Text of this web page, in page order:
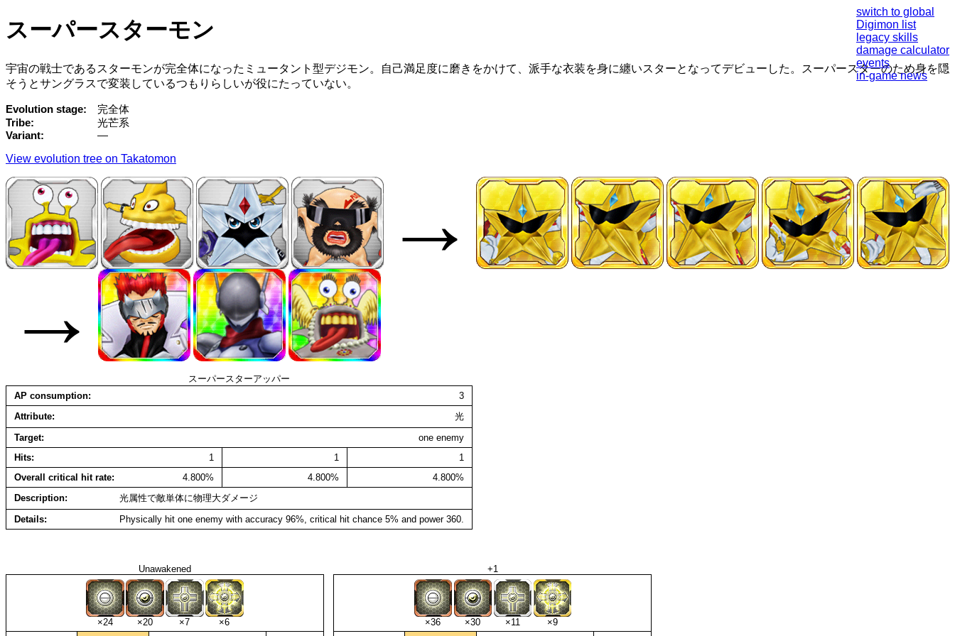
switch to global
Digimon list
legacy skills
damage calculator
events
in-game news
スーパースターモン
宇宙の戦士であるスターモンが完全体になったミュータント型デジモン。自己満足度に磨きをかけて、派手な衣装を身に纏いスターとなってデビューした。スーパースターのため身を隠
そうとサングラスで変装しているつもりらしいが役にたっていない。
Evolution stage
完全体
Tribe
光芒系
Variant
—
View evolution tree on Takatomon
→
→
スーパースターアッパー
AP consumption
3
Attribute
光
Target
one enemy
Hits
1 1
1
Overall critical hit rate
4.800% 4.800%
4.800%
Description
光属性で敵単体に物理大ダメージ
Details
Physically hit one enemy with accuracy 96%, critical hit chance 5% and power 360.
Unawakened
×24 ×20 ×7
×6
+1
×36 ×30 ×11
×9